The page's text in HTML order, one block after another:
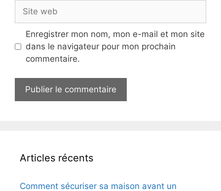
Site
web
Enregistrer mon nom, mon e-mail et mon site
dans le navigateur pour mon prochain
commentaire.
Articles récents
Comment sécuriser sa maison avant un